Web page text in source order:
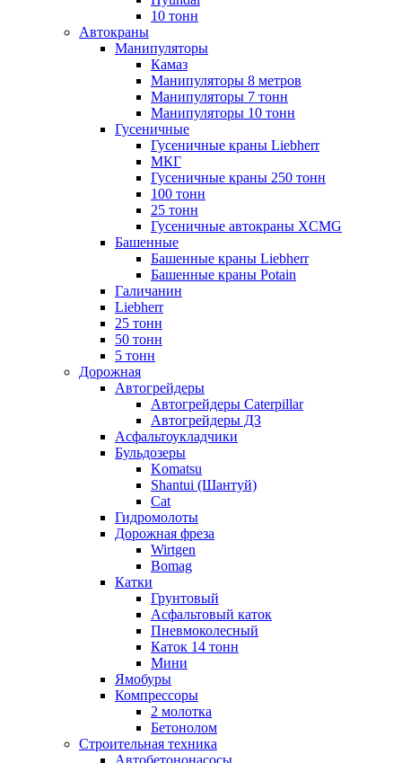
10 тонн
Автокраны
Манипуляторы
Камаз
Манипуляторы 8 метров
Манипуляторы 7 тонн
Манипуляторы 10 тонн
Гусеничные
Гусеничные краны Liebherr
МКГ
Гусеничные краны 250 тонн
100 тонн
25 тонн
Гусеничные автокраны XCMG
Башенные
Башенные краны Liebherr
Башенные краны Potain
Галичанин
Liebherr
25 тонн
50 тонн
5 тонн
Дорожная
Автогрейдеры
Автогрейдеры Caterpillar
Автогрейдеры ДЗ
Асфальтоукладчики
Бульдозеры
Komatsu
Shantui (Шантуй)
Cat
Гидромолоты
Дорожная фреза
Wirtgen
Bomag
Катки
Грунтовый
Асфальтовый каток
Пневмоколесный
Каток 14 тонн
Мини
Ямобуры
Компрессоры
2 молотка
Бетонолом
Строительная техника
Автобетононасосы